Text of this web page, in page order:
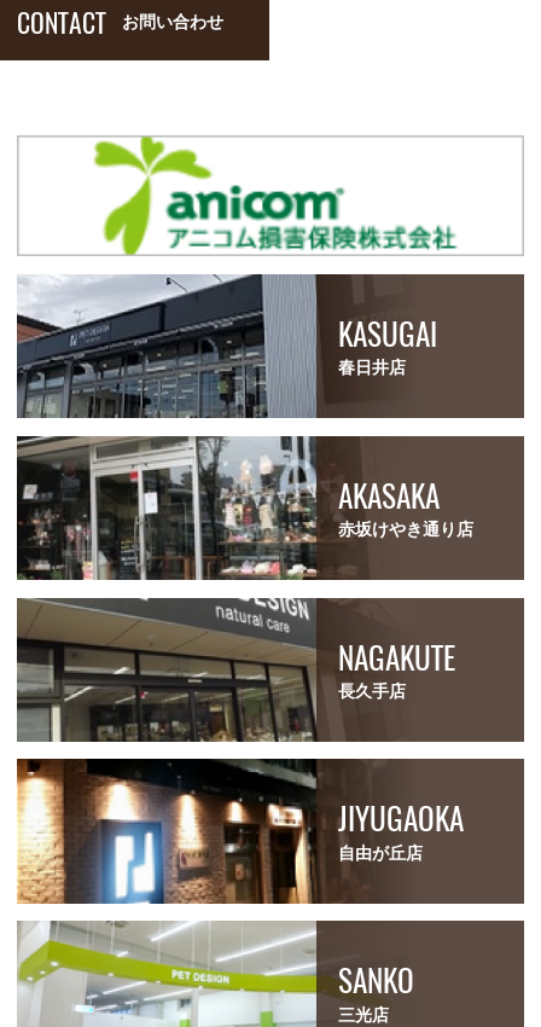
CONTACT お問い合わせ
KASUGAI
春日井店
AKASAKA
赤坂けやき通り店
NAGAKUTE
長久手店
JIYUGAOKA
自由が丘店
SANKO
三光店